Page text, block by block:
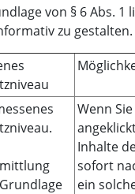
von § 6 Abs. 1
zu gestalten.
Wenn
Inhalte
sofort
ein